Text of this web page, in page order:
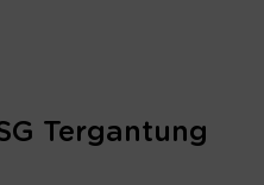
Tergantung